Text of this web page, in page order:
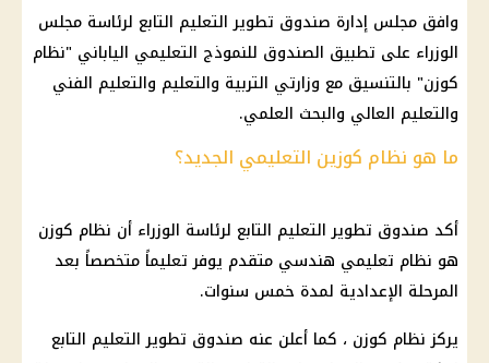
وافق مجلس إدارة صندوق تطوير التعليم التابع لرئاسة مجلس
الوزراء على تطبيق الصندوق للنموذج التعليمي الياباني "نظام
كوزن" بالتنسيق مع وزارتي التربية والتعليم والتعليم الفني
والتعليم العالي والبحث العلمي.
ما هو نظام كوزين التعليمي الجديد؟
أكد صندوق تطوير التعليم التابع لرئاسة الوزراء أن نظام كوزن
هو نظام تعليمي هندسي متقدم يوفر تعليماً متخصصاً بعد
المرحلة الإعدادية لمدة خمس سنوات.
يركز نظام كوزن ، كما أعلن عنه صندوق تطوير التعليم التابع